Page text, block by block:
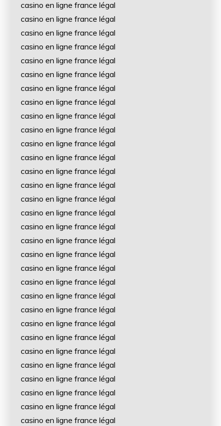
casino en ligne france légal
casino en ligne france légal
casino en ligne france légal
casino en ligne france légal
casino en ligne france légal
casino en ligne france légal
casino en ligne france légal
casino en ligne france légal
casino en ligne france légal
casino en ligne france légal
casino en ligne france légal
casino en ligne france légal
casino en ligne france légal
casino en ligne france légal
casino en ligne france légal
casino en ligne france légal
casino en ligne france légal
casino en ligne france légal
casino en ligne france légal
casino en ligne france légal
casino en ligne france légal
casino en ligne france légal
casino en ligne france légal
casino en ligne france légal
casino en ligne france légal
casino en ligne france légal
casino en ligne france légal
casino en ligne france légal
casino en ligne france légal
casino en ligne france légal
casino en ligne france légal